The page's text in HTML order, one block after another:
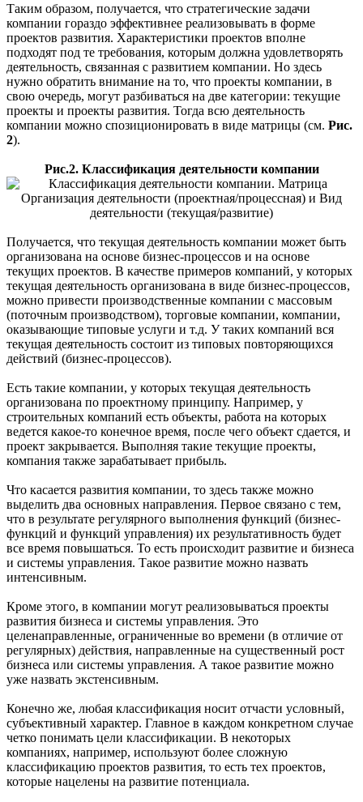
Таким образом, получается, что стратегические задачи
компании гораздо эффективнее реализовывать в форме
проектов развития. Характеристики проектов вполне
подходят под те требования, которым должна удовлетворять
деятельность, связанная с развитием компании. Но здесь
нужно обратить внимание на то, что проекты компании, в
свою очередь, могут разбиваться на две категории: текущие
проекты и проекты развития. Тогда всю деятельность
компании можно спозиционировать в виде матрицы (см. Рис.
2).
Рис.2. Классификация деятельности компании
Получается, что текущая деятельность компании может быть
организована на основе бизнес-процессов и на основе
текущих проектов. В качестве примеров компаний, у которых
текущая деятельность организована в виде бизнес-процессов,
можно привести производственные компании с массовым
(поточным производством), торговые компании, компании,
оказывающие типовые услуги и т.д. У таких компаний вся
текущая деятельность состоит из типовых повторяющихся
действий (бизнес-процессов).
Есть такие компании, у которых текущая деятельность
организована по проектному принципу. Например, у
строительных компаний есть объекты, работа на которых
ведется какое-то конечное время, после чего объект сдается, и
проект закрывается. Выполняя такие текущие проекты,
компания также зарабатывает прибыль.
Что касается развития компании, то здесь также можно
выделить два основных направления. Первое связано с тем,
что в результате регулярного выполнения функций (бизнес-
функций и функций управления) их результативность будет
все время повышаться. То есть происходит развитие и бизнеса
и системы управления. Такое развитие можно назвать
интенсивным.
Кроме этого, в компании могут реализовываться проекты
развития бизнеса и системы управления. Это
целенаправленные, ограниченные во времени (в отличие от
регулярных) действия, направленные на существенный рост
бизнеса или системы управления. А такое развитие можно
уже назвать экстенсивным.
Конечно же, любая классификация носит отчасти условный,
субъективный характер. Главное в каждом конкретном случае
четко понимать цели классификации. В некоторых
компаниях, например, используют более сложную
классификацию проектов развития, то есть тех проектов,
которые нацелены на развитие потенциала.